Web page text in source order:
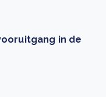
in de